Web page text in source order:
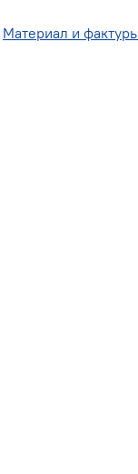
Материал и фактуры